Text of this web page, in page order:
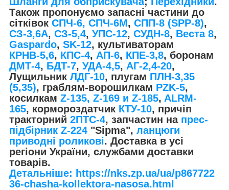
Також пропонуємо запасні частини до
сітківок СПЧ-6, СПЧ-6М, СПП-8 (SPP-8),
СЗ-3,6А, СЗ-5,4, УПС-12, СУДН-8, Веста 8,
Gaspardo, SK-12, культиваторам
КРНВ-5,6, КПС-4, АП-6, КПЕ-3,8, боронам
ДМТ-4, БДТ-7, УДА-4,5, АГ-2,4-20,
Лущильник ЛДГ-10, плугам ПЛН-3,35
(5,35), граблям-ворошилкам PZK-5,
косилкам Z-135, Z-169 и Z-185, ALRM-
165, кормороздатчик КТУ-10, причіп
тракторний 2ПТС-4, запчастин на прес-
підбірник Z-224 "Sipma", ланцюги
приводні роликові. Доставка в усі
регіони України, службами доставки
товарів.
Детальніше: https://nks.zp.ua/ua/p867722
36-chasha-kollektora-nasosa.html